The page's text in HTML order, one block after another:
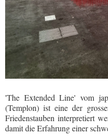
'The Extended Line' vom
(Templon) ist eine der
Friedenstauben interpretiert
damit die Erfahrung einer